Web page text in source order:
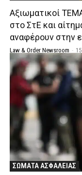
Αξιωματικοί
στο ΣτΕ και
αναφέρουν στην
Law & Order Newsroom -
ΣΩΜΑΤΑ ΑΣΦΑΛΕΙΑΣ